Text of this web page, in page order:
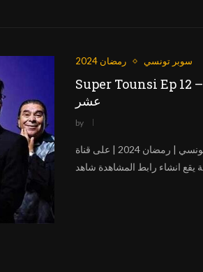
رمضان 2024 سوبر تونسي
Super Tounsi Ep 12 – سوبر تونسي الحلقة الثانية
عشر
by
الحلقة الثامنة – مسلسل سوبر تونسي | رمضان 2024 | على قناة